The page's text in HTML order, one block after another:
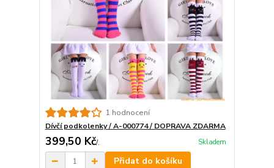
1 hodnocení
Dívčí podkolenky / A-000774 / DOPRAVA ZDARMA
399,50 Kč/. Skladem
Přidat do košíku